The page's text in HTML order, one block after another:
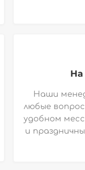
На
Наши
любые
удобном
и